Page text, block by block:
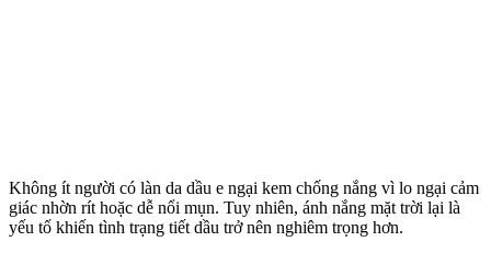
Không ít người có làn da dầu e ngại kem chống nắng vì lo ngại cảm
giác nhờn rít hoặc dễ nổi mụn. Tuy nhiên, ánh nắng mặt trời lại là
yếu tố khiến tình trạng tiết dầu trở nên nghiêm trọng hơn.